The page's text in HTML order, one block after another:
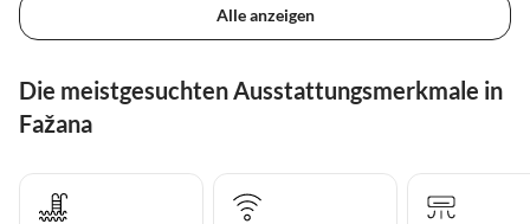
Alle anzeigen
Die meistgesuchten Ausstattungsmerkmale in
Fažana